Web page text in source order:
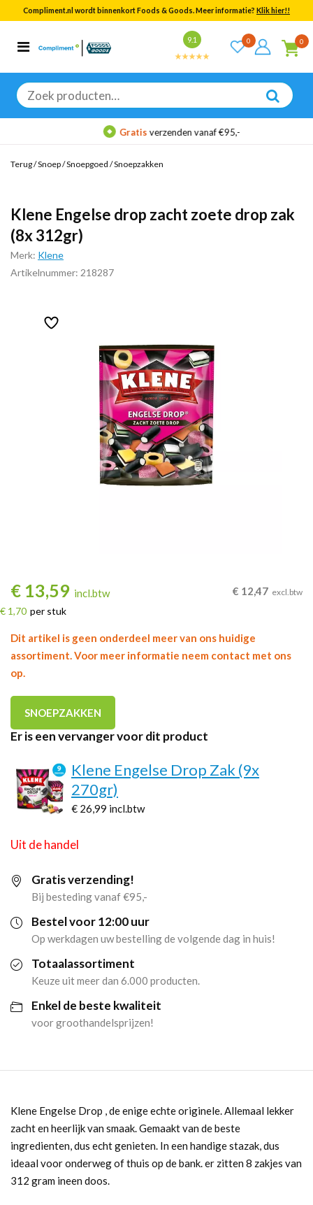
Compliment.nl wordt binnenkort Foods & Goods. Meer informatie? Klik hier!!
9.1 0 0
Zoeken
naar:
Categorieën
Bekijk alle resultaten
Gratisverzenden vanaf €95,-
Terug/Snoep/Snoepgoed /Snoepzakken
Klene Engelse drop zacht zoete drop zak
(8x 312gr)
Merk: Klene
Artikelnummer: 218287
€ 13,59 incl.btw
€ 1,70 per stuk
€ 12,47 excl.btw
Dit artikel is geen onderdeel meer van ons huidige
assortiment. Voor meer informatie neem contact met ons
op.
SNOEPZAKKEN
Er is een vervanger voor dit product
Klene Engelse Drop Zak (9x
270gr)
€ 26,99 incl.btw
Uit de handel
Gratis verzending!
Bij besteding vanaf €95,-
Bestel voor 12:00 uur
Op werkdagen uw bestelling de volgende dag in huis!
Totaalassortiment
Keuze uit meer dan 6.000 producten.
Enkel de beste kwaliteit
voor groothandelsprijzen!
Klene Engelse Drop , de enige echte originele. Allemaal lekker
zacht en heerlijk van smaak. Gemaakt van de beste
ingredienten, dus echt genieten. In een handige stazak, dus
ideaal voor onderweg of thuis op de bank. er zitten 8 zakjes van
312 gram ineen doos.